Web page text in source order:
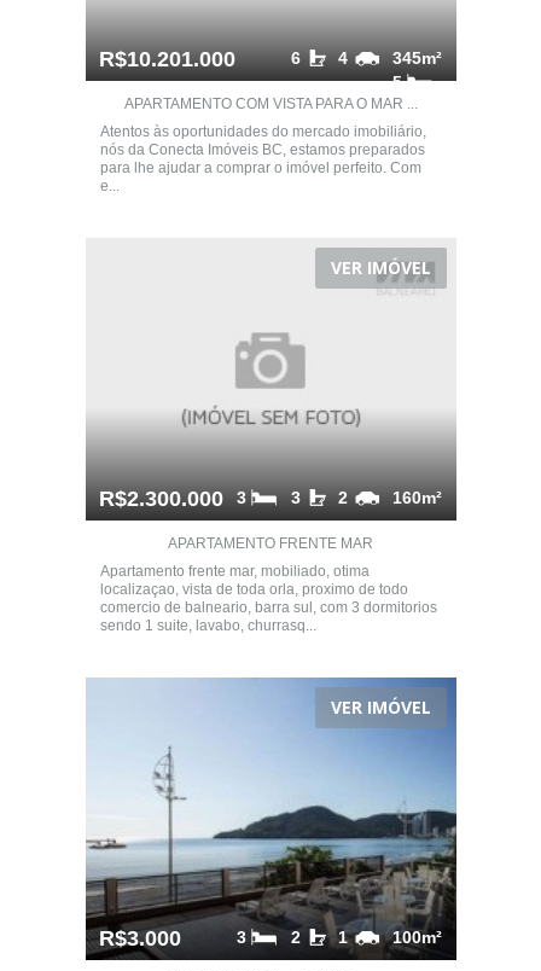
R$10.201.000 345m²
4
6
5
APARTAMENTO COM VISTA PARA O MAR ...
Atentos às oportunidades do mercado imobiliário,
nós da Conecta Imóveis BC, estamos preparados
para lhe ajudar a comprar o imóvel perfeito. Com
e...
VER IMÓVEL
R$2.300.000 160m²
2
3
3
APARTAMENTO FRENTE MAR
Apartamento frente mar, mobiliado, otima
localizaçao, vista de toda orla, proximo de todo
comercio de balneario, barra sul, com 3 dormitorios
sendo 1 suite, lavabo, churrasq...
VER IMÓVEL
R$3.000 100m²
1
2
3